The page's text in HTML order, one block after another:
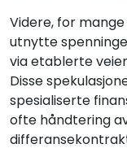
Videre, for
utnytte
via etablerte
Disse
spesialiserte
ofte håndtering